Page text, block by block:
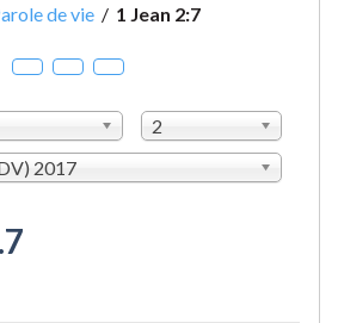
de vie / 1 Jean 2:7
2
2017